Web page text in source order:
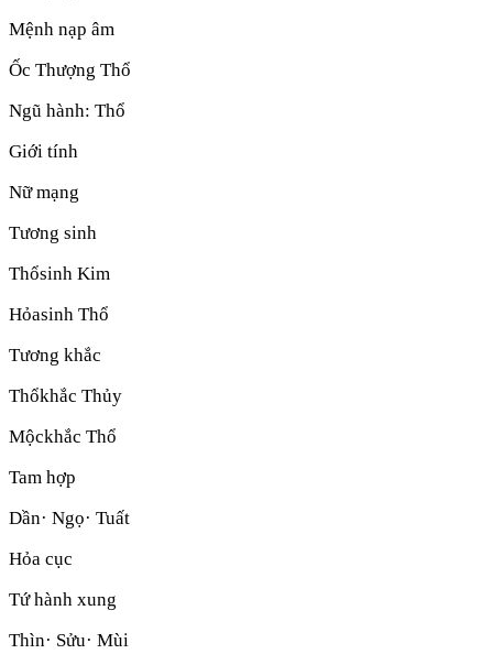
Mệnh nạp âm
Ốc Thượng Thổ
Ngũ hành: Thổ
Giới tính
Nữ mạng
Tương sinh
Thổsinh Kim
Hỏasinh Thổ
Tương khắc
Thổkhắc Thủy
Mộckhắc Thổ
Tam hợp
Dần· Ngọ· Tuất
Hỏa cục
Tứ hành xung
Thìn· Sửu· Mùi